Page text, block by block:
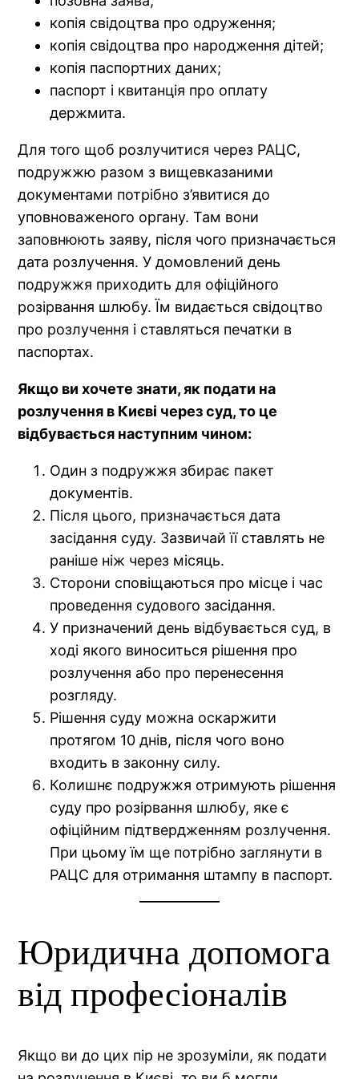
копія свідоцтва про одруження;
копія свідоцтва про народження дітей;
копія паспортних даних;
паспорт і квитанція про оплату
держмита.
Для того щоб розлучитися через РАЦС,
подружжю разом з вищевказаними
документами потрібно з’явитися до
уповноваженого органу. Там вони
заповнюють заяву, після чого призначається
дата розлучення. У домовлений день
подружжя приходить для офіційного
розірвання шлюбу. Їм видається свідоцтво
про розлучення і ставляться печатки в
паспортах.
Якщо ви хочете знати, як подати на
розлучення в Києві через суд, то це
відбувається наступним чином:
Один з подружжя збирає пакет
документів.
Після цього, призначається дата
засідання суду. Зазвичай її ставлять не
раніше ніж через місяць.
Сторони сповіщаються про місце і час
проведення судового засідання.
У призначений день відбувається суд, в
ході якого виноситься рішення про
розлучення або про перенесення
розгляду.
Рішення суду можна оскаржити
протягом 10 днів, після чого воно
входить в законну силу.
Колишнє подружжя отримують рішення
суду про розірвання шлюбу, яке є
офіційним підтвердженням розлучення.
При цьому їм ще потрібно заглянути в
РАЦС для отримання штампу в паспорт.
Юридична допомога
від професіоналів
Якщо ви до цих пір не зрозуміли, як подати